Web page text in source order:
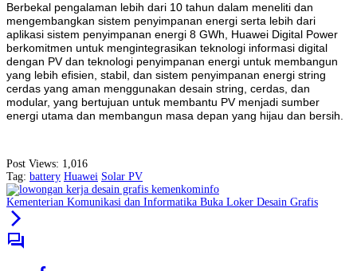
Berbekal pengalaman lebih dari 10 tahun dalam meneliti dan
mengembangkan sistem penyimpanan energi serta lebih dari
aplikasi sistem penyimpanan energi 8 GWh, Huawei Digital Power
berkomitmen untuk mengintegrasikan teknologi informasi digital
dengan PV dan teknologi penyimpanan energi untuk membangun
yang lebih efisien, stabil, dan sistem penyimpanan energi string
cerdas yang aman menggunakan desain string, cerdas, dan
modular, yang bertujuan untuk membantu PV menjadi sumber
energi utama dan membangun masa depan yang hijau dan bersih.
Post Views: 1,016
Tag: battery Huawei Solar PV
Kementerian Komunikasi dan Informatika Buka Loker Desain Grafis